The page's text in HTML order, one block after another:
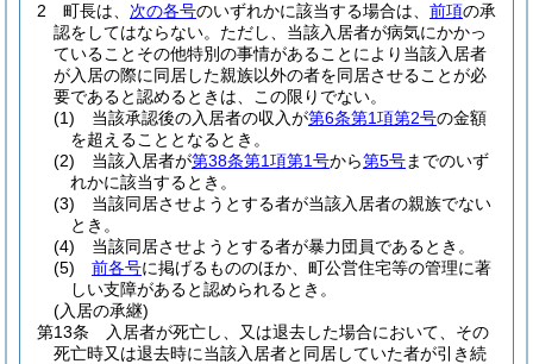
2
町長は、 次の各号のいずれかに該当する場合は、 前項の承
認をしてはならない。 ただし、当該入居者が病気にかかっ
ていることその他特別の事情があることにより当該入居者
が入居の際に同居した親族以外の者を同居させることが必
要であると認めるときは、この限りでない。
(1)
当該承認後の入居者の収入が第6条第1項第2号の金額
を超えることとなるとき。
(2)
当該入居者が第38条第1項第1号から第5号までのいず
れかに該当するとき。
(3)
当該同居させようとする者が当該入居者の親族でない
とき。
(4)
当該同居させようとする者が暴力団員であるとき。
(5)
前各号に掲げるもののほか、町公営住宅等の管理に著
しい支障があると認められるとき。
(入居の承継)
第13条
入居者が死亡し、又は退去した場合において、その
死亡時又は退去時に当該入居者と同居していた者が引き続